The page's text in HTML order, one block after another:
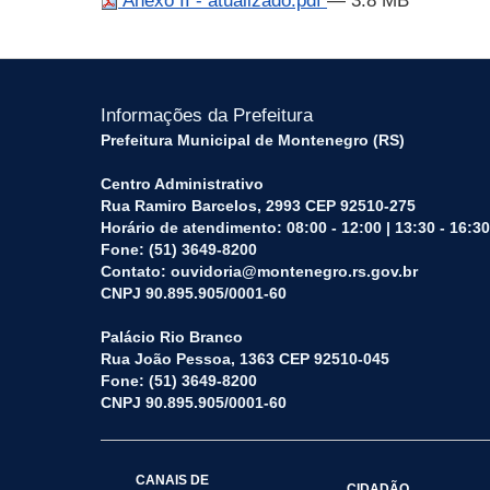
Informações da Prefeitura
Prefeitura Municipal de Montenegro (RS)
Centro Administrativo
Rua Ramiro Barcelos, 2993 CEP 92510-275
Horário de atendimento: 08:00 - 12:00 | 13:30 - 16:30
Fone: (51) 3649-8200
Contato: ouvidoria@montenegro.rs.gov.br
CNPJ 90.895.905/0001-60
Palácio Rio Branco
Rua João Pessoa, 1363 CEP 92510-045
Fone: (51) 3649-8200
CNPJ 90.895.905/0001-60
CANAIS DE